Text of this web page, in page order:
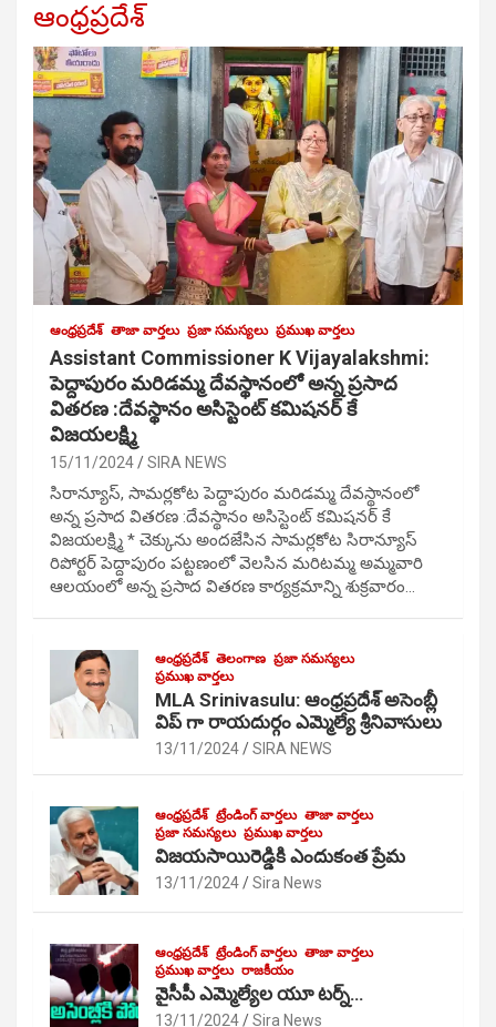
ఆంధ్రప్రదేశ్
ఆంధ్రప్రదేశ్ తాజా వార్తలు ప్రజా సమస్యలు ప్రముఖ వార్తలు
Assistant Commissioner K Vijayalakshmi:
పెద్దాపురం మరిడమ్మ దేవస్థానంలో అన్న ప్రసాద
వితరణ :దేవస్థానం అసిస్టెంట్ కమిషనర్ కే
విజయలక్ష్మి
15/11/2024 SIRA NEWS
సిరాన్యూస్, సామర్లకోట పెద్దాపురం మరిడమ్మ దేవస్థానంలో
అన్న ప్రసాద వితరణ :దేవస్థానం అసిస్టెంట్ కమిషనర్ కే
విజయలక్ష్మి * చెక్కును అందజేసిన సామర్లకోట సిరాన్యూస్
రిపోర్టర్ పెద్దాపురం పట్టణంలో వెలసిన మరిటమ్మ అమ్మవారి
ఆలయంలో అన్న ప్రసాద వితరణ కార్యక్రమాన్ని శుక్రవారం…
ఆంధ్రప్రదేశ్ తెలంగాణ ప్రజా సమస్యలు
ప్రముఖ వార్తలు
MLA Srinivasulu: ఆంధ్రప్రదేశ్ అసెంబ్లీ
విప్ గా రాయదుర్గం ఎమ్మెల్యే శ్రీనివాసులు
13/11/2024 SIRA NEWS
ఆంధ్రప్రదేశ్ ట్రేండింగ్ వార్తలు తాజా వార్తలు
ప్రజా సమస్యలు ప్రముఖ వార్తలు
విజయసాయిరెడ్డికి ఎందుకంత ప్రేమ
13/11/2024 Sira News
ఆంధ్రప్రదేశ్ ట్రేండింగ్ వార్తలు తాజా వార్తలు
ప్రముఖ వార్తలు రాజకీయం
వైసీపీ ఎమ్మెల్యేల యూ టర్న్…
13/11/2024 Sira News